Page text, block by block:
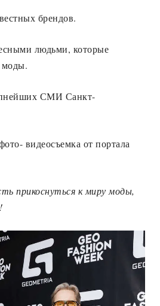
брендов.
людьми, которые
моды.
СМИ Санкт-
видеосъемка от портала
прикоснуться к миру моды,